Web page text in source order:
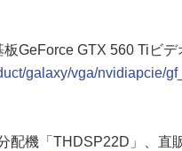
板GeForce GTX 560 Tiビデ
galaxy/vga/nvidiapcie/
配機「THDSP22D」、直